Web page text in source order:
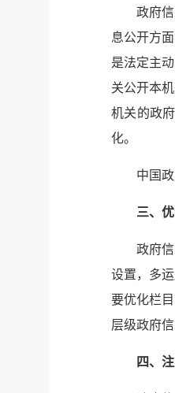
政府
息公开方
是法定主
关公开本
机关的政
化。
中国
三、
政府
设置，多
要优化栏
层级政府
四、